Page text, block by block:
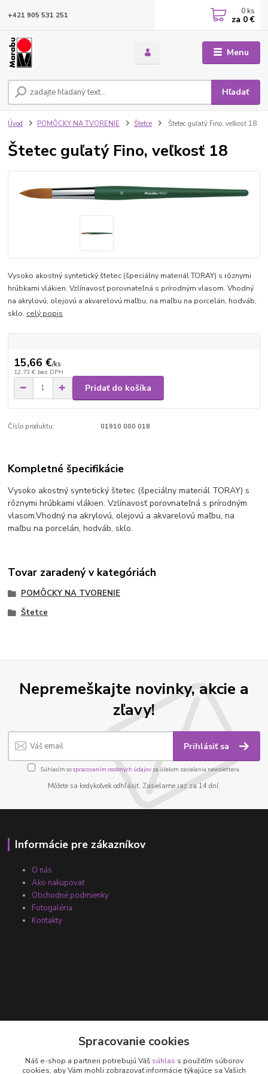
Menu
Hľadať
+421 905 531 251 0 ks
za 0 €
Úvod POMÔCKY NA TVORENIE Štetce Štetec guľatý Fino, veľkosť 18
Štetec guľatý Fino, veľkosť 18
Vysoko akostný syntetický štetec (špeciálny materiál TORAY) s rôznymi
hrúbkami vlákien. Vzlínavosť porovnateľná s prírodným vlasom. Vhodný
na akrylovú, olejovú a akvarelovú maľbu, na maľbu na porcelán, hodváb,
sklo. celý popis
15,66 €/ks
12,73 € bez DPH
Pridať do košíka
Číslo produktu: 01910 000 018
Kompletné špecifikácie
Vysoko akostný syntetický štetec (špeciálny materiál TORAY) s
rôznymi hrúbkami vlákien. Vzlínavosť porovnateľná s prírodným
vlasom.Vhodný na akrylovú, olejovú a akvarelovú maľbu, na
maľbu na porcelán, hodváb, sklo.
Tovar zaradený v kategóriách
POMÔCKY NA TVORENIE
Štetce
Nepremeškajte novinky, akcie a
zľavy!
Prihlásiť sa
Súhlasím sospracovaním osobných údajov za účelom zasielania newslettera.
Môžete sa kedykoľvek odhlásiť. Zasielame raz za 14 dní.
Informácie pre zákazníkov
O nás
Ako nakupovať
Obchodné podmienky
Fotogaléria
Kontakty
+421 905 531 251
Spracovanie cookies
Náš e-shop a partneri potrebujú Váš súhlas s použitím súborov
cookies, aby Vám mohli zobrazovať informácie týkajúce sa Vašich